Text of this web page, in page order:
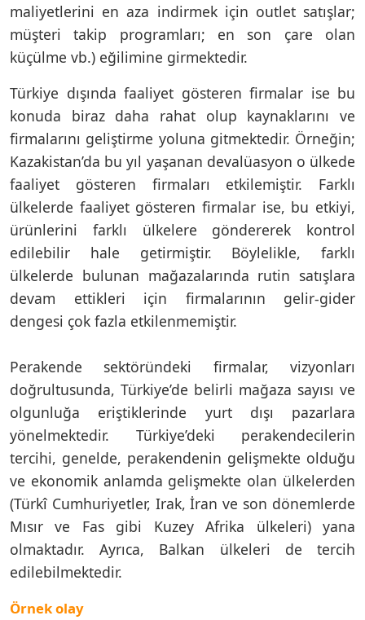
maliyetlerini en aza indirmek için outlet satışlar;
müşteri takip programları; en son çare olan
küçülme vb.) eğilimine girmektedir.
Türkiye dışında faaliyet gösteren firmalar ise bu
konuda biraz daha rahat olup kaynaklarını ve
firmalarını geliştirme yoluna gitmektedir. Örneğin;
Kazakistan’da bu yıl yaşanan devalüasyon o ülkede
faaliyet gösteren firmaları etkilemiştir. Farklı
ülkelerde faaliyet gösteren firmalar ise, bu etkiyi,
ürünlerini farklı ülkelere göndererek kontrol
edilebilir hale getirmiştir. Böylelikle, farklı
ülkelerde bulunan mağazalarında rutin satışlara
devam ettikleri için firmalarının gelir-gider
dengesi çok fazla etkilenmemiştir.
Perakende sektöründeki firmalar, vizyonları
doğrultusunda, Türkiye’de belirli mağaza sayısı ve
olgunluğa eriştiklerinde yurt dışı pazarlara
yönelmektedir. Türkiye’deki perakendecilerin
tercihi, genelde, perakendenin gelişmekte olduğu
ve ekonomik anlamda gelişmekte olan ülkelerden
(Türkî Cumhuriyetler, Irak, İran ve son dönemlerde
Mısır ve Fas gibi Kuzey Afrika ülkeleri) yana
olmaktadır. Ayrıca, Balkan ülkeleri de tercih
edilebilmektedir.
Örnek olay